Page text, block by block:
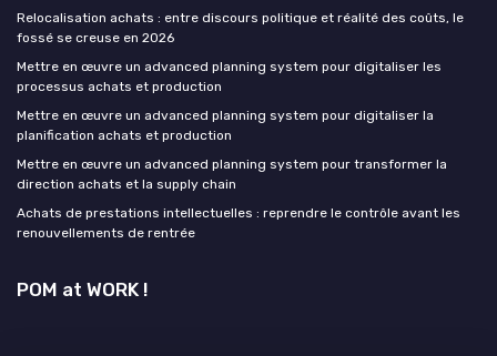
Relocalisation achats : entre discours politique et réalité des coûts, le
fossé se creuse en 2026
Mettre en œuvre un advanced planning system pour digitaliser les
processus achats et production
Mettre en œuvre un advanced planning system pour digitaliser la
planification achats et production
Mettre en œuvre un advanced planning system pour transformer la
direction achats et la supply chain
Achats de prestations intellectuelles : reprendre le contrôle avant les
renouvellements de rentrée
POM at WORK !